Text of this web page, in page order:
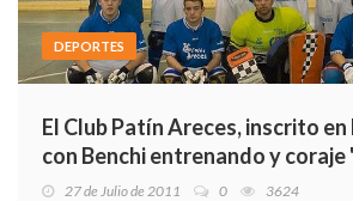
DEPORTES
El Club Patín Areces, inscrito
con Benchi entrenando y coraje
27 de Julio de 2011 0 3624